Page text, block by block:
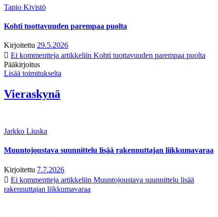
Tapio Kivistö
Kohti tuottavuuden parempaa puolta
Kirjoitettu 29.5.2026
Ei kommentteja artikkeliin Kohti tuottavuuden parempaa puolta
Pääkirjoitus
Lisää toimitukselta
Vieraskynä
Jarkko Liuska
Muuntojoustava suunnittelu lisää rakennuttajan liikkumavaraa
Kirjoitettu 7.7.2026
Ei kommentteja artikkeliin Muuntojoustava suunnittelu lisää
rakennuttajan liikkumavaraa